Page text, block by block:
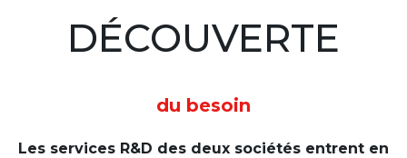
DÉCOUVERTE
du besoin
Les services R&D des deux sociétés entrent en